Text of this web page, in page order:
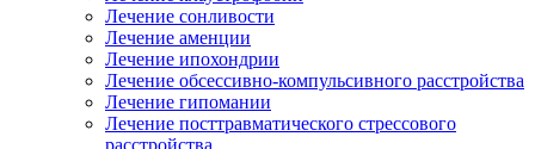
Лечение сонливости
Лечение аменции
Лечение ипохондрии
Лечение обсессивно-компульсивного расстройства
Лечение гипомании
Лечение посттравматического стрессового
расстройства